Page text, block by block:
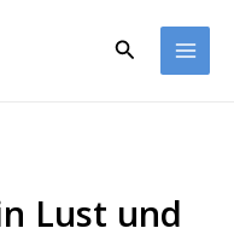
Suchen
Lust und